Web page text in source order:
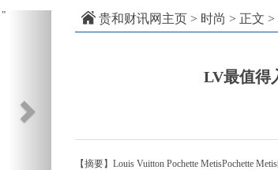
贵和财讯网主页 > 时尚 > 正文 >
LV最值得
【摘要】Louis Vuitton Pochette MetisPochette